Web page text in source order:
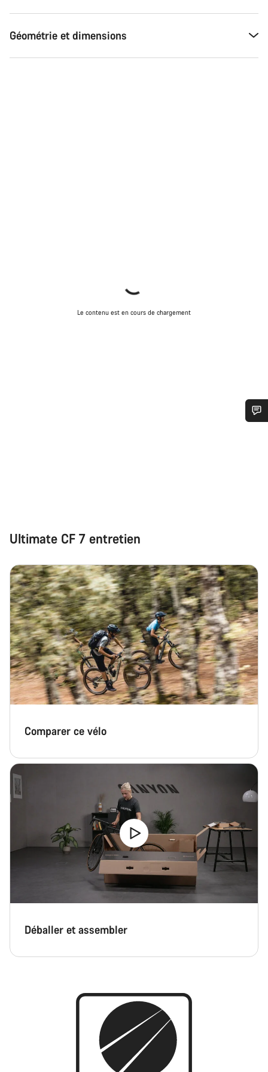
Géométrie et dimensions
Le contenu est en cours de chargement
Ultimate CF 7 entretien
Comparer ce vélo
Déballer et assembler
Fermer